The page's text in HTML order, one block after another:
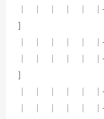
｜ ｜ ｜ ｜ ｜ ｜——
｜ ｜ ｜ ｜ ｜ ｜——
｜ ｜ ｜ ｜ ｜ ｜——
｜ ｜ ｜ ｜ ｜ ｜——
｜ ｜ ｜ ｜ ｜ ｜——